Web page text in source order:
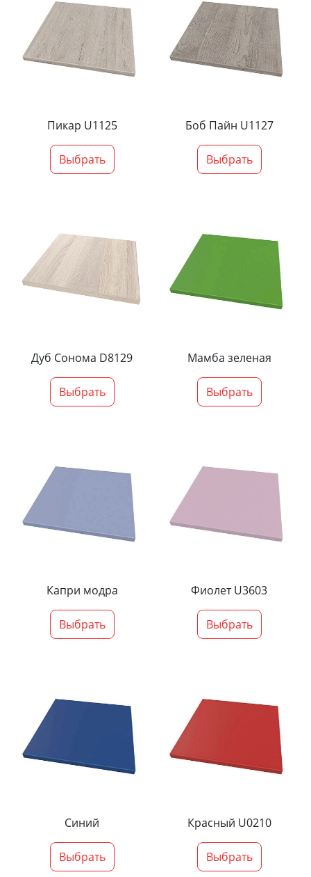
Пикар U1125
Выбрать
Боб Пайн U1127
Выбрать
Дуб Сонома D8129
Выбрать
Мамба зеленая
Выбрать
Капри модра
Выбрать
Фиолет U3603
Выбрать
Синий
Выбрать
Красный U0210
Выбрать